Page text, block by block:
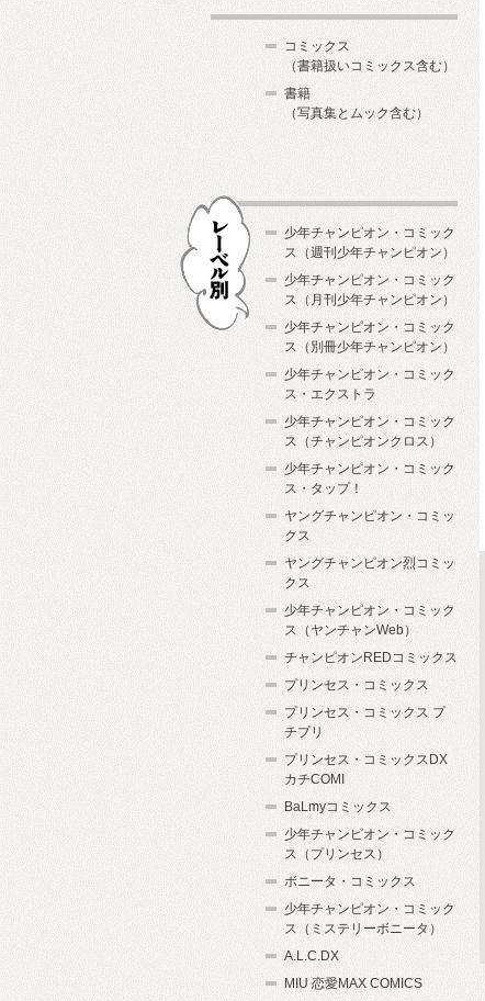
コミックス
（書籍扱いコミックス含む）
書籍
（写真集とムック含む）
少年チャンピオン・コミック
ス（週刊少年チャンピオン）
少年チャンピオン・コミック
ス（月刊少年チャンピオン）
少年チャンピオン・コミック
ス（別冊少年チャンピオン）
少年チャンピオン・コミック
ス・エクストラ
少年チャンピオン・コミック
ス（チャンピオンクロス）
少年チャンピオン・コミック
ス・タップ！
ヤングチャンピオン・コミッ
クス
ヤングチャンピオン烈コミッ
クス
少年チャンピオン・コミック
ス（ヤンチャンWeb）
チャンピオンREDコミックス
プリンセス・コミックス
プリンセス・コミックス プ
チプリ
プリンセス・コミックスDX
カチCOMI
BaLmyコミックス
少年チャンピオン・コミック
ス（プリンセス）
ボニータ・コミックス
少年チャンピオン・コミック
ス（ミステリーボニータ）
A.L.C.DX
MIU 恋愛MAX COMICS